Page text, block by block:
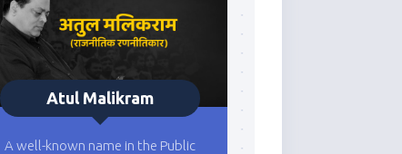
Atul Malikram
A well-known name in the Public